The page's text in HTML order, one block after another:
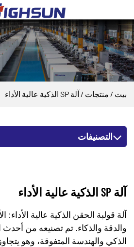
بيت / منتجات / آلة SP الذكية عالية الأداء
التصنيفات
آلة SP الذكية عالية الأداء
آلة قولبة الحقن الذكية عالية
والدقة والذكاء. تم تصنيعه من أحدث
الذكي والهندسة المتفوقة، وهو يتجاوز